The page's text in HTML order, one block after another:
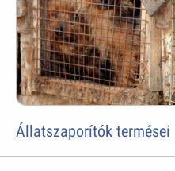
Állatszaporítók termései